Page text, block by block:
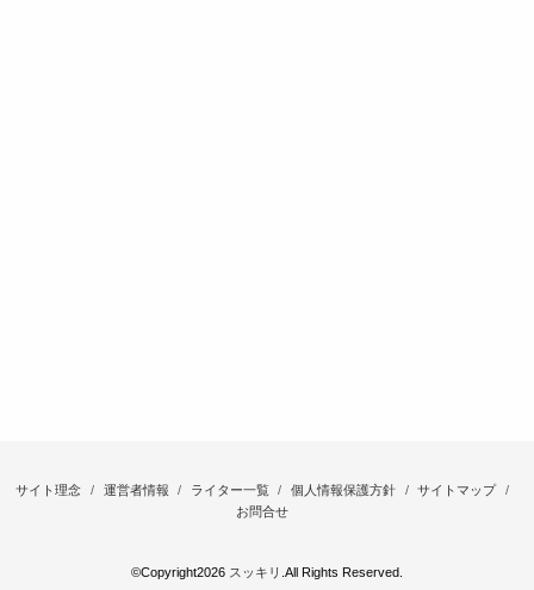
サイト理念 運営者情報 ライター一覧 個人情報保護方針
サイトマップ
お問合せ
©Copyright2026 スッキリ .All Rights Reserved.